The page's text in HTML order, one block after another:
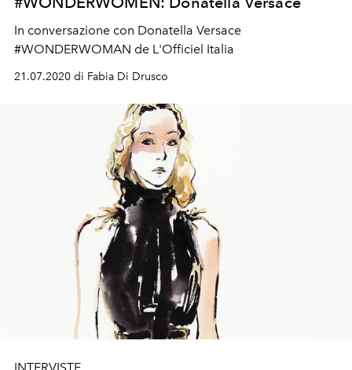
In conversazione con Donatella Versace
#WONDERWOMAN de L'Officiel Italia
21.07.2020 di Fabia Di Drusco
INTERVISTE